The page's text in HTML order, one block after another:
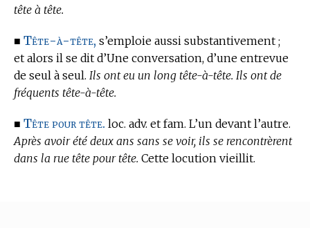
tête à tête.
■ Tête-à-tête, s’emploie aussi substantivement ;
et alors il se dit d’Une conversation, d’une entrevue
de seul à seul. Ils ont eu un long tête-à-tête. Ils ont de
fréquents tête-à-tête.
■ Tête pour tête. loc. adv. et fam. L’un devant l’autre.
Après avoir été deux ans sans se voir, ils se rencontrèrent
dans la rue tête pour tête. Cette locution vieillit.